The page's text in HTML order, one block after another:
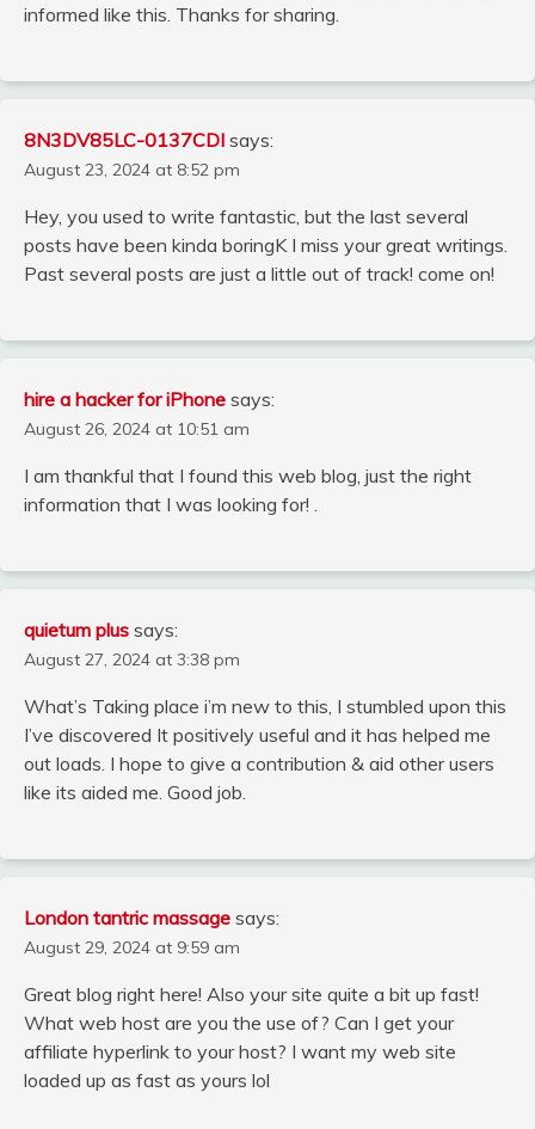
informed like this. Thanks for sharing.
8N3DV85LC-0137CDI says:
August 23, 2024 at 8:52 pm
Hey, you used to write fantastic, but the last several
posts have been kinda boringK I miss your great writings.
Past several posts are just a little out of track! come on!
hire a hacker for iPhone says:
August 26, 2024 at 10:51 am
I am thankful that I found this web blog, just the right
information that I was looking for! .
quietum plus says:
August 27, 2024 at 3:38 pm
What’s Taking place i’m new to this, I stumbled upon this
I’ve discovered It positively useful and it has helped me
out loads. I hope to give a contribution & aid other users
like its aided me. Good job.
London tantric massage says:
August 29, 2024 at 9:59 am
Great blog right here! Also your site quite a bit up fast!
What web host are you the use of? Can I get your
affiliate hyperlink to your host? I want my web site
loaded up as fast as yours lol